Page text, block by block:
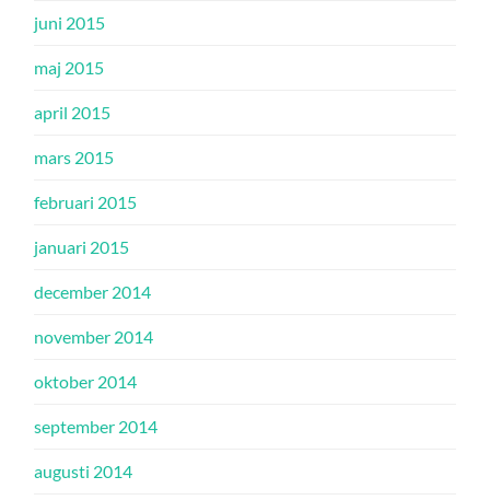
juni 2015
maj 2015
april 2015
mars 2015
februari 2015
januari 2015
december 2014
november 2014
oktober 2014
september 2014
augusti 2014